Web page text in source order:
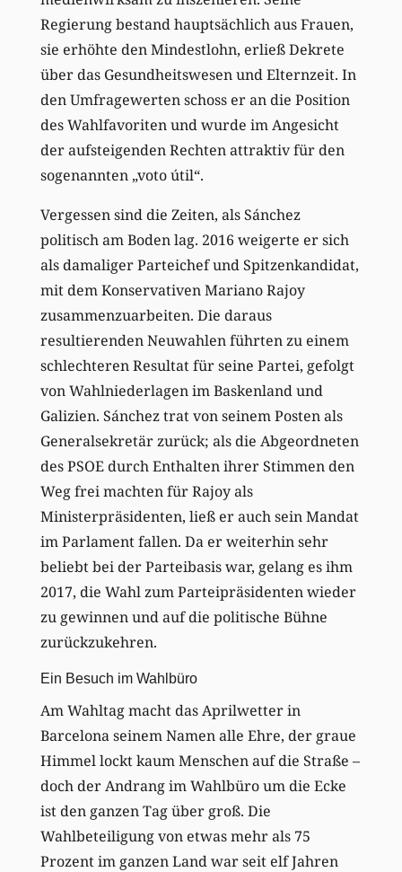
Regierung bestand hauptsächlich aus Frauen,
sie erhöhte den Mindestlohn, erließ Dekrete
über das Gesundheitswesen und Elternzeit. In
den Umfragewerten schoss er an die Position
des Wahlfavoriten und wurde im Angesicht
der aufsteigenden Rechten attraktiv für den
sogenannten „voto útil“.
Vergessen sind die Zeiten, als Sánchez
politisch am Boden lag. 2016 weigerte er sich
als damaliger Parteichef und Spitzenkandidat,
mit dem Konservativen Mariano Rajoy
zusammenzuarbeiten. Die daraus
resultierenden Neuwahlen führten zu einem
schlechteren Resultat für seine Partei, gefolgt
von Wahlniederlagen im Baskenland und
Galizien. Sánchez trat von seinem Posten als
Generalsekretär zurück; als die Abgeordneten
des PSOE durch Enthalten ihrer Stimmen den
Weg frei machten für Rajoy als
Ministerpräsidenten, ließ er auch sein Mandat
im Parlament fallen. Da er weiterhin sehr
beliebt bei der Parteibasis war, gelang es ihm
2017, die Wahl zum Parteipräsidenten wieder
zu gewinnen und auf die politische Bühne
zurückzukehren.
Ein Besuch im Wahlbüro
Am Wahltag macht das Aprilwetter in
Barcelona seinem Namen alle Ehre, der graue
Himmel lockt kaum Menschen auf die Straße –
doch der Andrang im Wahlbüro um die Ecke
ist den ganzen Tag über groß. Die
Wahlbeteiligung von etwas mehr als 75
Prozent im ganzen Land war seit elf Jahren